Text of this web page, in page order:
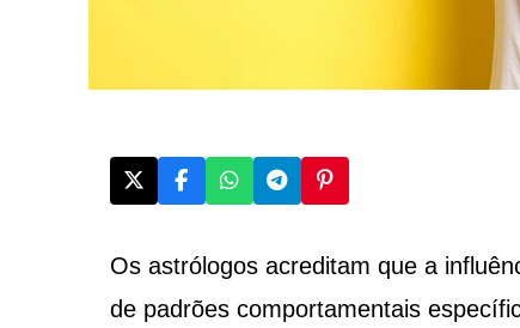
Os astrólogos acreditam que a
de padrões comportamentais